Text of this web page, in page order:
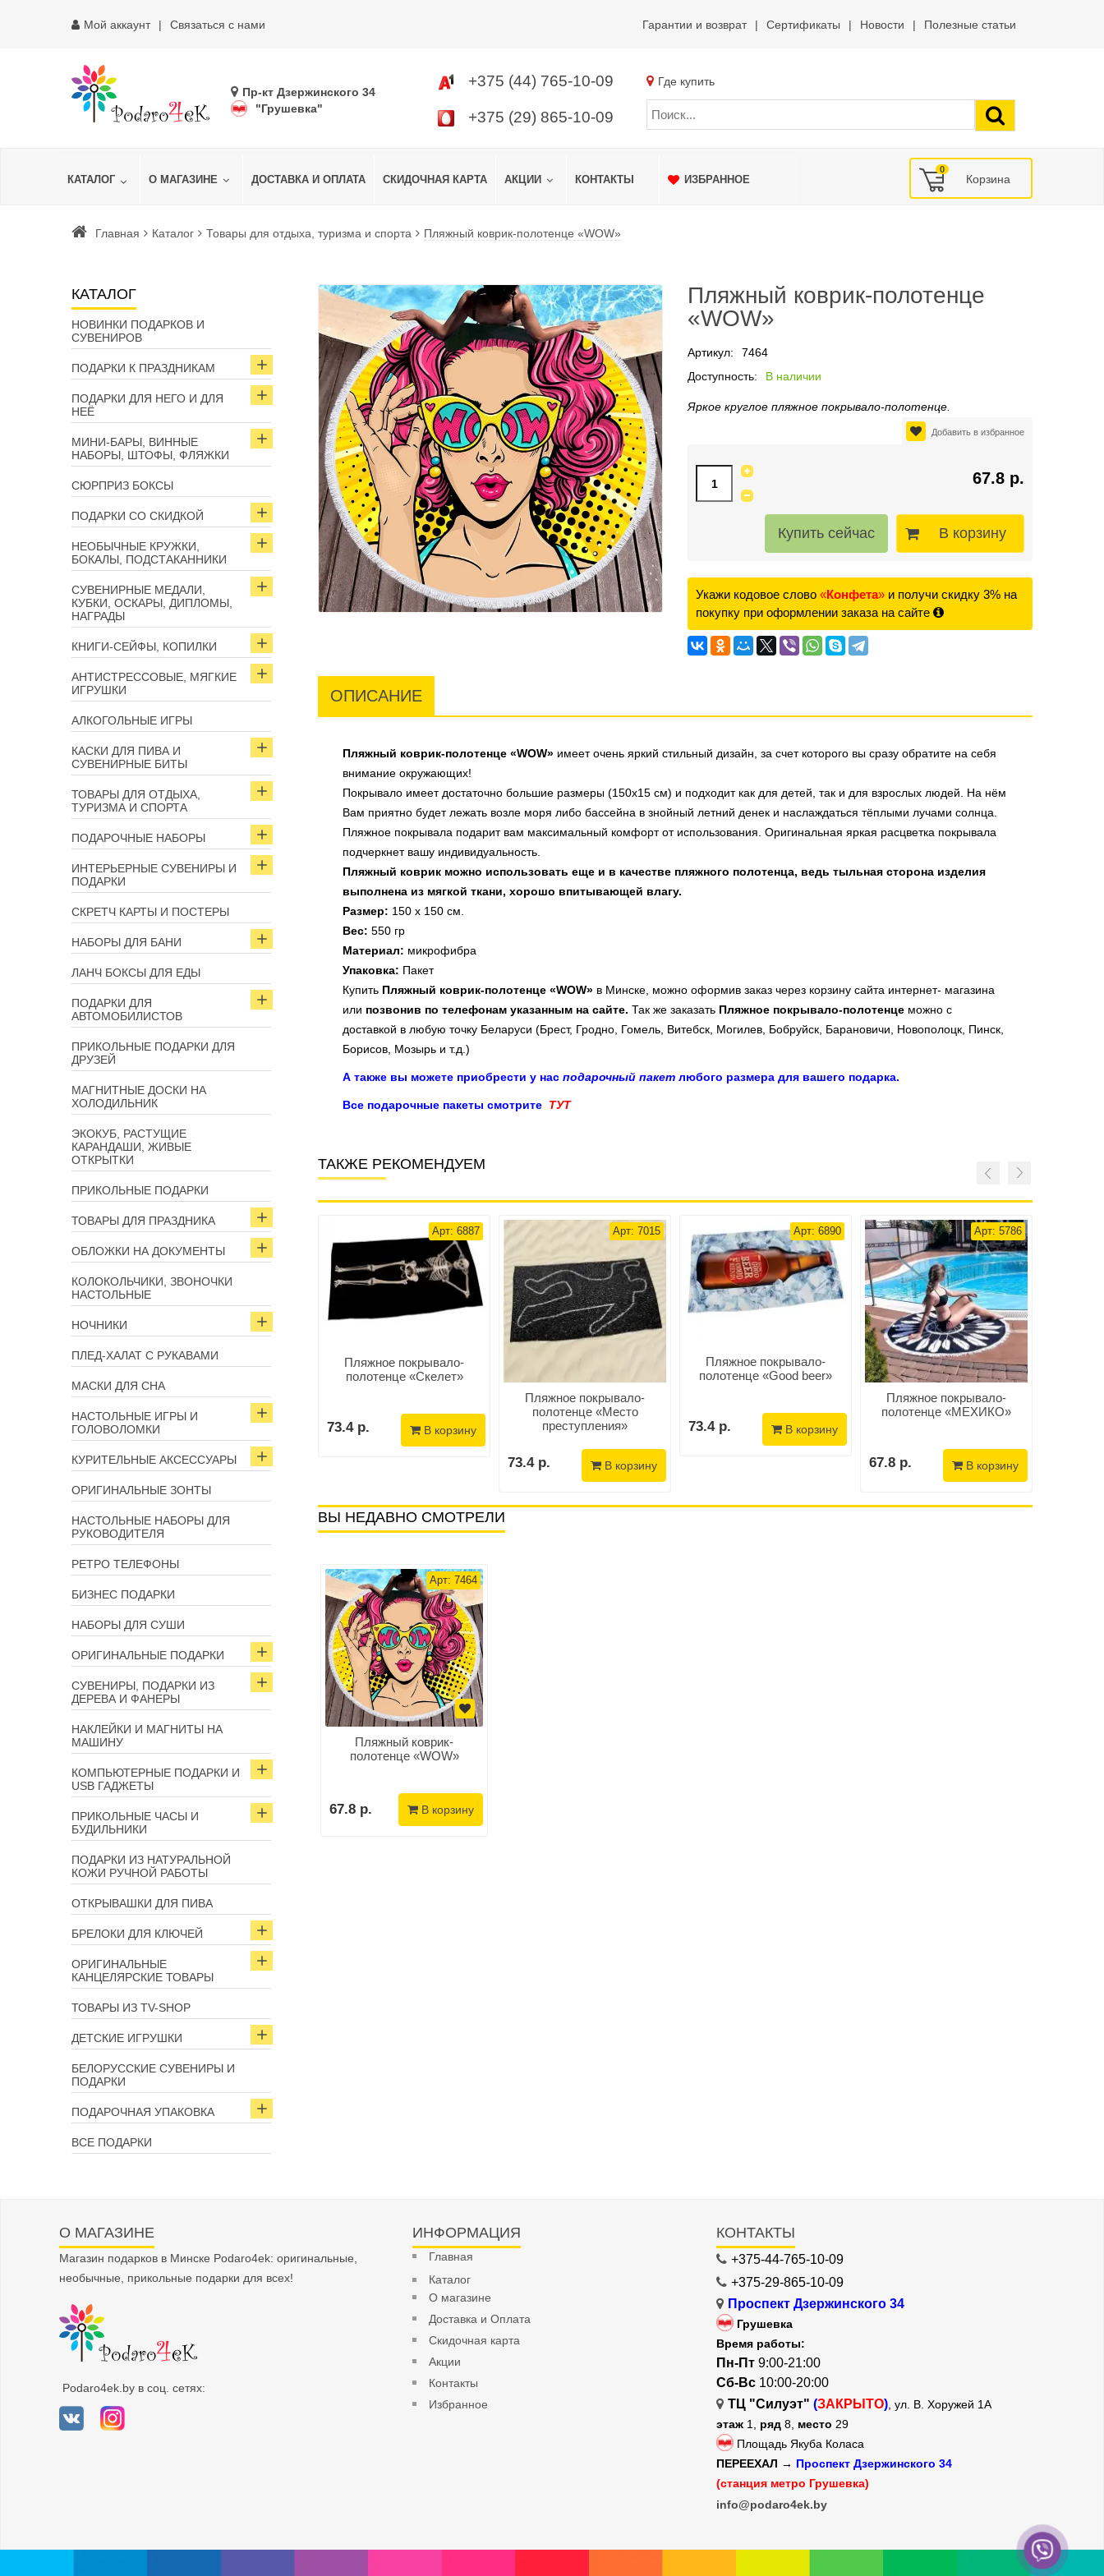
Мой аккаунт Связаться с нами Гарантии и возврат Сертификаты Новости Полезные статьи
Пр-кт Дзержинского 34
"Грушевка"
+375 (44) 765-10-09
+375 (29) 865-10-09
Где купить
КАТАЛОГ О МАГАЗИНЕ ДОСТАВКА И ОПЛАТА СКИДОЧНАЯ КАРТА АКЦИИ КОНТАКТЫ ИЗБРАННОЕ
0
Главная Каталог Товары для отдыха, туризма и спорта Пляжный коврик-полотенце «WOW»
КАТАЛОГ
НОВИНКИ ПОДАРКОВ И
СУВЕНИРОВ
ПОДАРКИ К ПРАЗДНИКАМ
ПОДАРКИ ДЛЯ НЕГО И ДЛЯ
НЕЁ
МИНИ-БАРЫ, ВИННЫЕ
НАБОРЫ, ШТОФЫ, ФЛЯЖКИ
СЮРПРИЗ БОКСЫ
ПОДАРКИ СО СКИДКОЙ
НЕОБЫЧНЫЕ КРУЖКИ,
БОКАЛЫ, ПОДСТАКАННИКИ
СУВЕНИРНЫЕ МЕДАЛИ,
КУБКИ, ОСКАРЫ, ДИПЛОМЫ,
НАГРАДЫ
КНИГИ-СЕЙФЫ, КОПИЛКИ
АНТИСТРЕССОВЫЕ, МЯГКИЕ
ИГРУШКИ
АЛКОГОЛЬНЫЕ ИГРЫ
КАСКИ ДЛЯ ПИВА И
СУВЕНИРНЫЕ БИТЫ
ТОВАРЫ ДЛЯ ОТДЫХА,
ТУРИЗМА И СПОРТА
ПОДАРОЧНЫЕ НАБОРЫ
ИНТЕРЬЕРНЫЕ СУВЕНИРЫ И
ПОДАРКИ
СКРЕТЧ КАРТЫ И ПОСТЕРЫ
НАБОРЫ ДЛЯ БАНИ
ЛАНЧ БОКСЫ ДЛЯ ЕДЫ
ПОДАРКИ ДЛЯ
АВТОМОБИЛИСТОВ
ПРИКОЛЬНЫЕ ПОДАРКИ ДЛЯ
ДРУЗЕЙ
МАГНИТНЫЕ ДОСКИ НА
ХОЛОДИЛЬНИК
ЭКОКУБ, РАСТУЩИЕ
КАРАНДАШИ, ЖИВЫЕ
ОТКРЫТКИ
ПРИКОЛЬНЫЕ ПОДАРКИ
ТОВАРЫ ДЛЯ ПРАЗДНИКА
ОБЛОЖКИ НА ДОКУМЕНТЫ
КОЛОКОЛЬЧИКИ, ЗВОНОЧКИ
НАСТОЛЬНЫЕ
НОЧНИКИ
ПЛЕД-ХАЛАТ С РУКАВАМИ
МАСКИ ДЛЯ СНА
НАСТОЛЬНЫЕ ИГРЫ И
ГОЛОВОЛОМКИ
КУРИТЕЛЬНЫЕ АКСЕССУАРЫ
ОРИГИНАЛЬНЫЕ ЗОНТЫ
НАСТОЛЬНЫЕ НАБОРЫ ДЛЯ
РУКОВОДИТЕЛЯ
РЕТРО ТЕЛЕФОНЫ
БИЗНЕС ПОДАРКИ
НАБОРЫ ДЛЯ СУШИ
ОРИГИНАЛЬНЫЕ ПОДАРКИ
СУВЕНИРЫ, ПОДАРКИ ИЗ
ДЕРЕВА И ФАНЕРЫ
НАКЛЕЙКИ И МАГНИТЫ НА
МАШИНУ
КОМПЬЮТЕРНЫЕ ПОДАРКИ И
USB ГАДЖЕТЫ
ПРИКОЛЬНЫЕ ЧАСЫ И
БУДИЛЬНИКИ
ПОДАРКИ ИЗ НАТУРАЛЬНОЙ
КОЖИ РУЧНОЙ РАБОТЫ
ОТКРЫВАШКИ ДЛЯ ПИВА
БРЕЛОКИ ДЛЯ КЛЮЧЕЙ
ОРИГИНАЛЬНЫЕ
КАНЦЕЛЯРСКИЕ ТОВАРЫ
ТОВАРЫ ИЗ TV-SHOP
ДЕТСКИЕ ИГРУШКИ
БЕЛОРУССКИЕ СУВЕНИРЫ И
ПОДАРКИ
ПОДАРОЧНАЯ УПАКОВКА
ВСЕ ПОДАРКИ
Пляжный коврик-полотенце
«WOW»
Артикул:
7464
Доступность:
В наличии
Яркое круглое пляжное покрывало-полотенце.
Добавить в избранное
67.8 р.
В корзину
Укажи кодовое слово «Конфета» и получи скидку 3% на
покупку при оформлении заказа на сайте
ОПИСАНИЕ
Пляжный коврик-полотенце «WOW» имеет очень яркий стильный дизайн, за счет которого вы сразу обратите на себя
внимание окружающих!
Покрывало имеет достаточно большие размеры (150x15 см) и подходит как для детей, так и для взрослых людей. На нём
Вам приятно будет лежать возле моря либо бассейна в знойный летний денек и наслаждаться тёплыми лучами солнца.
Пляжное покрывала подарит вам максимальный комфорт от использования. Оригинальная яркая расцветка покрывала
подчеркнет вашу индивидуальность.
Пляжный коврик можно использовать еще и в качестве пляжного полотенца, ведь тыльная сторона изделия
выполнена из мягкой ткани, хорошо впитывающей влагу.
Размер: 150 х 150 см.
Вес: 550 гр
Материал: микрофибра
Упаковка: Пакет
Купить Пляжный коврик-полотенце «WOW» в Минске, можно оформив заказ через корзину сайта интернет- магазина
или позвонив по телефонам указанным на сайте. Так же заказать Пляжное покрывало-полотенце можно с
доставкой в любую точку Беларуси (Брест, Гродно, Гомель, Витебск, Могилев, Бобруйск, Барановичи, Новополоцк, Пинск,
Борисов, Мозырь и т.д.)
А также вы можете приобрести у нас подарочный пакет любого размера для вашего подарка.
Все подарочные пакеты смотрите ТУТ
ТАКЖЕ РЕКОМЕНДУЕМ
Арт: 5359
В корзину
Арт: 5784
Пляжное покрывало-
полотенце «Клубничка»
62.1 р. В корзину
Арт: 6887
Пляжное покрывало-
полотенце «Скелет»
73.4 р. В корзину
Арт: 7015
Пляжное покрывало-
полотенце «Место
преступления»
73.4 р. В корзину
Арт: 6890
Пляжное покрывало-
полотенце «Good beer»
73.4 р. В корзину
Арт: 5786
Пляжное покрывало-
полотенце «МЕХИКО»
67.8 р. В корзину
ВЫ НЕДАВНО СМОТРЕЛИ
Арт: 7464
Пляжный коврик-
полотенце «WOW»
67.8 р. В корзину
О МАГАЗИНЕ
Магазин подарков в Минске Podaro4ek: оригинальные,
необычные, прикольные подарки для всех!
Podaro4ek.by в соц. сетях:
ИНФОРМАЦИЯ
Главная
Каталог
О магазине
Доставка и Оплата
Скидочная карта
Акции
Контакты
Избранное
КОНТАКТЫ
+375-44-765-10-09
+375-29-865-10-09
Проспект Дзержинского 34
Грушевка
Время работы:
Пн-Пт 9:00-21:00
Сб-Вс 10:00-20:00
ТЦ "Силуэт" (ЗАКРЫТО) , ул. В. Хоружей 1А
этаж 1, ряд 8, место 29
Площадь Якуба Коласа
ПЕРЕЕХАЛ → Проспект Дзержинского 34
(станция метро Грушевка)
info@podaro4ek.by